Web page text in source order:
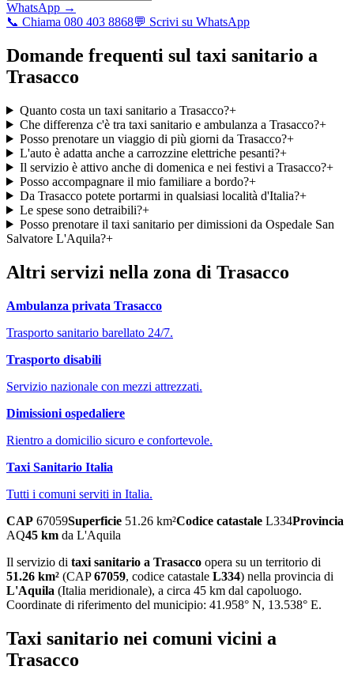
WhatsApp →
📞 Chiama 080 403 8868💬 Scrivi su WhatsApp
Domande frequenti sul taxi sanitario a
Trasacco
Quanto costa un taxi sanitario a Trasacco?+
Che differenza c'è tra taxi sanitario e ambulanza a Trasacco?+
Posso prenotare un viaggio di più giorni da Trasacco?+
L'auto è adatta anche a carrozzine elettriche pesanti?+
Il servizio è attivo anche di domenica e nei festivi a Trasacco?+
Posso accompagnare il mio familiare a bordo?+
Da Trasacco potete portarmi in qualsiasi località d'Italia?+
Le spese sono detraibili?+
Posso prenotare il taxi sanitario per dimissioni da Ospedale San
Salvatore L'Aquila?+
Altri servizi nella zona di Trasacco
Ambulanza privata Trasacco
Trasporto sanitario barellato 24/7.
Trasporto disabili
Servizio nazionale con mezzi attrezzati.
Dimissioni ospedaliere
Rientro a domicilio sicuro e confortevole.
Taxi Sanitario Italia
Tutti i comuni serviti in Italia.
CAP 67059Superficie 51.26 km²Codice catastale L334Provincia
AQ45 km da L'Aquila
Il servizio di taxi sanitario a Trasacco opera su un territorio di
51.26 km² (CAP67059, codice catastale L334) nella provincia di
L'Aquila (Italia meridionale), a circa 45 km dal capoluogo.
Coordinate di riferimento del municipio: 41.958° N, 13.538° E.
Taxi sanitario nei comuni vicini a
Trasacco